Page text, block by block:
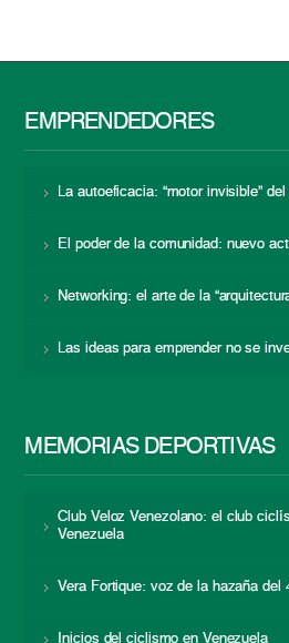
EMPRENDEDORES
La autoeficacia: “motor invisible”
El poder de la comunidad: nuevo
Networking: el arte de la
Las ideas para emprender no se
MEMORIAS DEPORTIVAS
Club Veloz Venezolano: el club
Venezuela
Vera Fortique: voz de la hazaña del
Inicios del ciclismo en Venezuela